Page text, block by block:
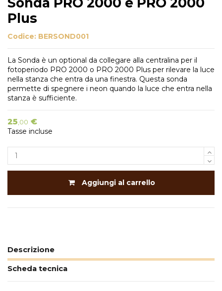
Plus
Codice: BERSOND001
La Sonda è un optional da collegare alla centralina per il
fotoperiodo PRO 2000 o PRO 2000 Plus per rilevare la luce
nella stanza che entra da una finestra. Questa sonda
permette di spegnere i neon quando la luce che entra nella
stanza è sufficiente.
25 ,00 €
Tasse incluse
Aggiungi al carrello
Descrizione
Scheda tecnica